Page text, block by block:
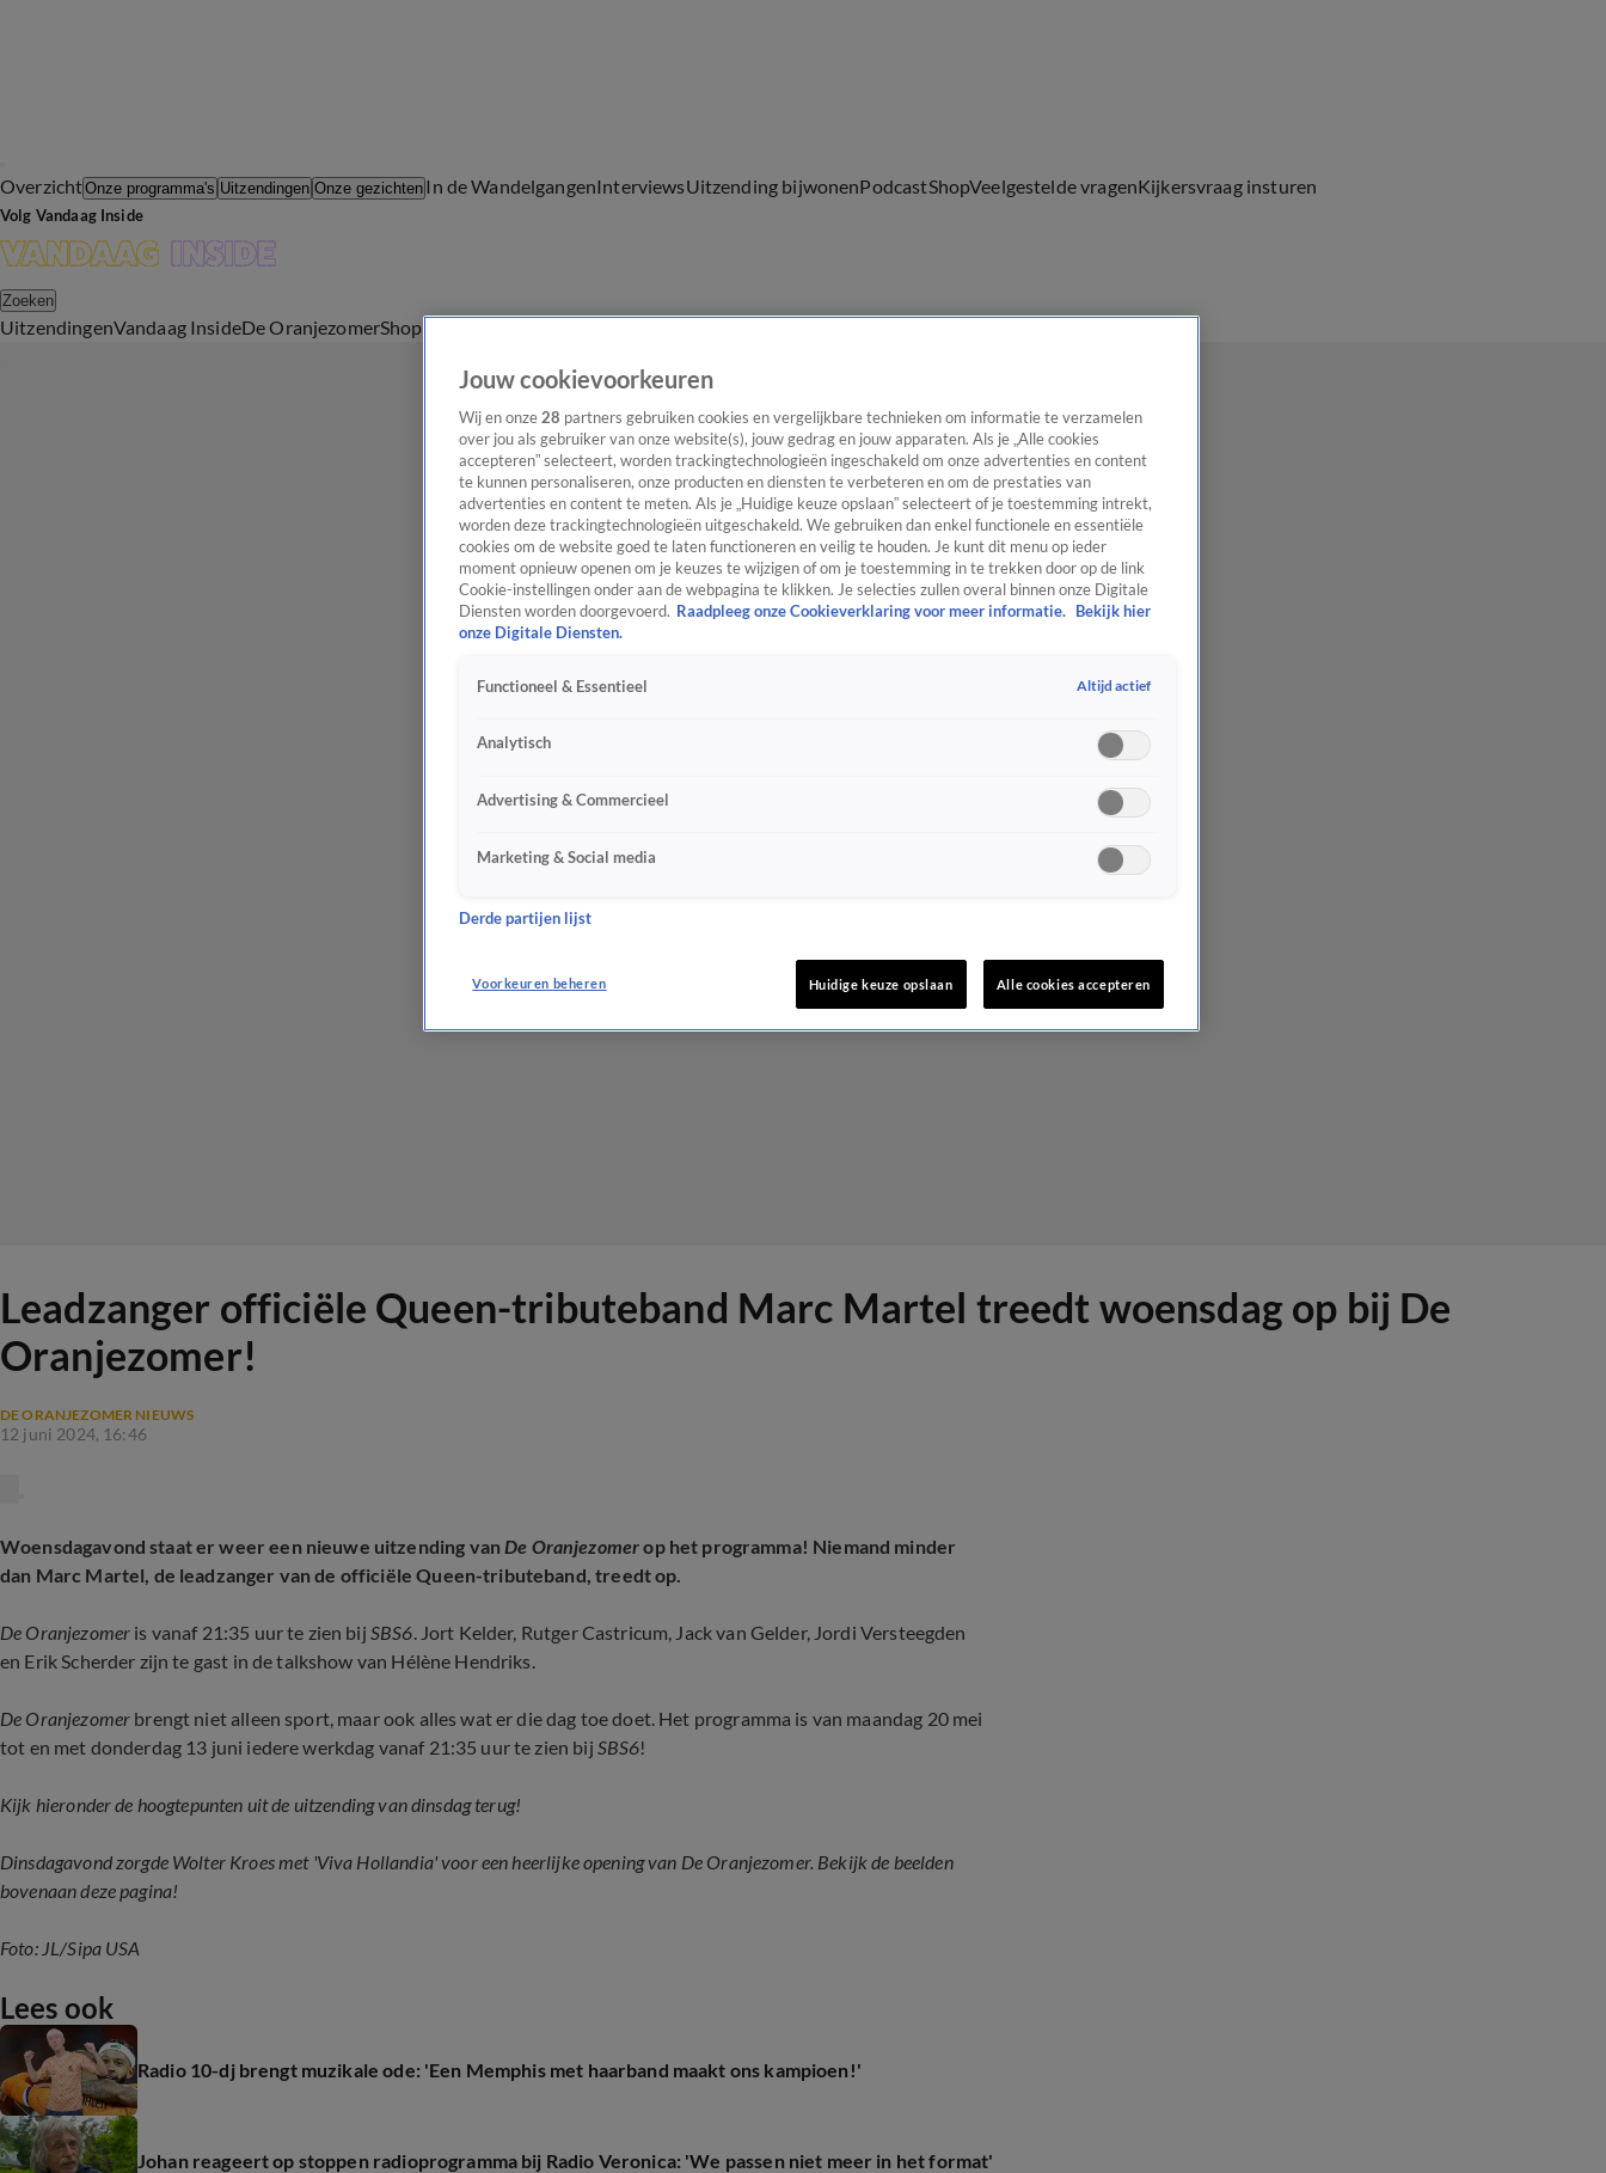
OverzichtOnze programma's Uitzendingen Onze gezichten In de WandelgangenInterviewsUitzending bijwonenPodcastShopVeelgestelde vragenKijkersvraag insturen
Volg Vandaag Inside
Zoeken
UitzendingenVandaag InsideDe OranjezomerShop
Leadzanger officiële Queen-tributeband Marc Martel treedt woensdag op bij De
Oranjezomer!
DE ORANJEZOMER NIEUWS
12 juni 2024, 16:46
Woensdagavond staat er weer een nieuwe uitzending vanDe Oranjezomerop het programma! Niemand minder
dan Marc Martel, de leadzanger van de officiële Queen-tributeband, treedt op.
De Oranjezomer is vanaf 21:35 uur te zien bij SBS6. Jort Kelder, Rutger Castricum, Jack van Gelder, Jordi Versteegden
en Erik Scherder zijn te gast in de talkshow van Hélène Hendriks.
De Oranjezomer brengt niet alleen sport, maar ook alles wat er die dag toe doet. Het programma is van maandag 20 mei
tot en met donderdag 13 juni iedere werkdag vanaf 21:35 uur te zien bij SBS6!
Kijk hieronder de hoogtepunten uit de uitzending van dinsdag terug!
Dinsdagavond zorgde Wolter Kroes met 'Viva Hollandia' voor een heerlijke opening van De Oranjezomer. Bekijk de beelden
bovenaan deze pagina!
Foto: JL/Sipa USA
Lees ook
Radio 10-dj brengt muzikale ode: 'Een Memphis met haarband maakt ons kampioen!'
Johan reageert op stoppen radioprogramma bij Radio Veronica: 'We passen niet meer in het format'
Jouw cookievoorkeuren
Wij en onze 28 partners gebruiken cookies en vergelijkbare technieken om informatie te verzamelen
over jou als gebruiker van onze website(s), jouw gedrag en jouw apparaten. Als je „Alle cookies
accepteren” selecteert, worden trackingtechnologieën ingeschakeld om onze advertenties en content
te kunnen personaliseren, onze producten en diensten te verbeteren en om de prestaties van
advertenties en content te meten. Als je „Huidige keuze opslaan” selecteert of je toestemming intrekt,
worden deze trackingtechnologieën uitgeschakeld. We gebruiken dan enkel functionele en essentiële
cookies om de website goed te laten functioneren en veilig te houden. Je kunt dit menu op ieder
moment opnieuw openen om je keuzes te wijzigen of om je toestemming in te trekken door op de link
Cookie-instellingen onder aan de webpagina te klikken. Je selecties zullen overal binnen onze Digitale
Diensten worden doorgevoerd. Raadpleeg onze Cookieverklaring voor meer informatie.
Bekijk hier
onze Digitale Diensten.
Functioneel & Essentieel Altijd actief
Analytisch
Advertising & Commercieel
Marketing & Social media
Derde partijen lijst
Voorkeuren beheren Huidige keuze opslaan Alle cookies accepteren